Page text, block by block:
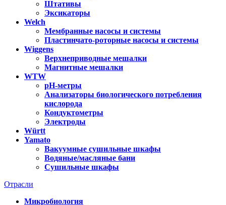
Штативы
Эксикаторы
Welch
Мембранные насосы и системы
Пластинчато-роторные насосы и системы
Wiggens
Верхнеприводные мешалки
Магнитные мешалки
WTW
pH-метры
Анализаторы биологического потребления
кислорода
Кондуктометры
Электроды
Württ
Yamato
Вакуумные сушильные шкафы
Водяные/масляные бани
Сушильные шкафы
Отрасли
Микробиология